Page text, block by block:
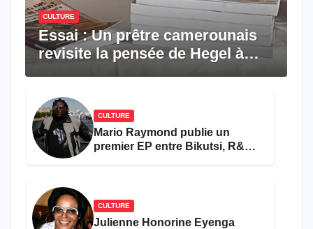
CULTURE
Essai : Un prêtre camerounais
revisite la pensée de Hegel à
CULTURE
Mario Raymond publie un
premier EP entre Bikutsi, R&B
CULTURE
Julienne Honorine Eyenga